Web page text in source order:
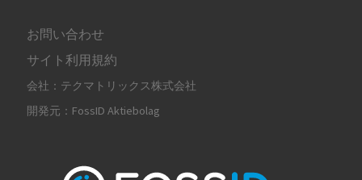
お問い合わせ
サイト利用規約
会社：テクマトリックス株式会社
開発元：FossID Aktiebolag